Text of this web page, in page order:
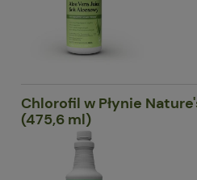
Chlorofil w Płynie
(475,6 ml)